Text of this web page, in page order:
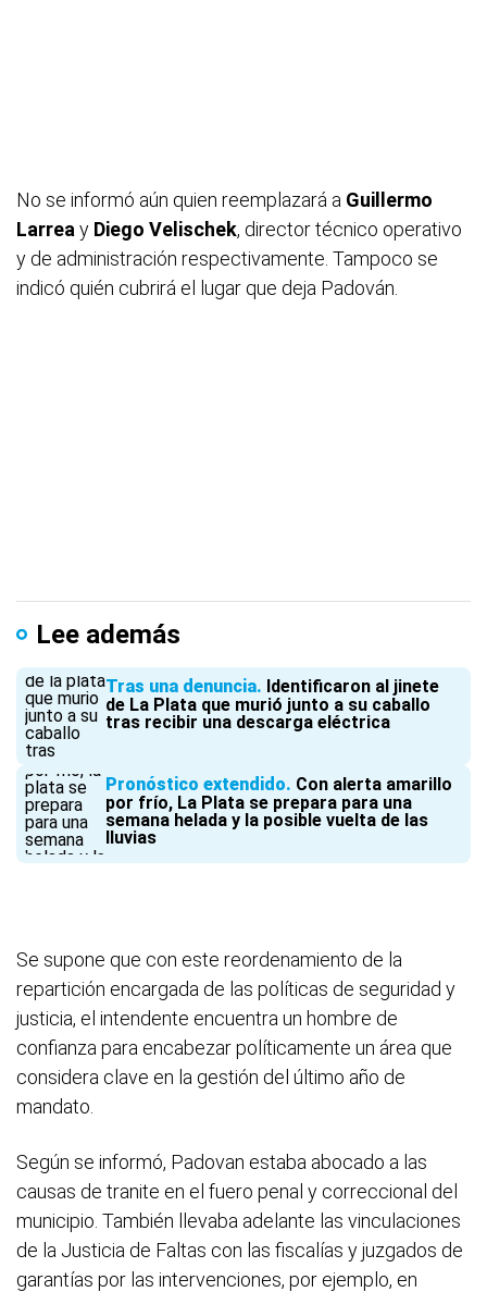
No se informó aún quien reemplazará a Guillermo
Larrea y Diego Velischek, director técnico operativo
y de administración respectivamente. Tampoco se
indicó quién cubrirá el lugar que deja Padován.
Lee además
Tras una denuncia Identificaron al jinete
de La Plata que murió junto a su caballo
tras recibir una descarga eléctrica
Pronóstico extendido Con alerta amarillo
por frío, La Plata se prepara para una
semana helada y la posible vuelta de las
lluvias
Se supone que con este reordenamiento de la
repartición encargada de las políticas de seguridad y
justicia, el intendente encuentra un hombre de
confianza para encabezar políticamente un área que
considera clave en la gestión del último año de
mandato.
Según se informó, Padovan estaba abocado a las
causas de tranite en el fuero penal y correccional del
municipio. También llevaba adelante las vinculaciones
de la Justicia de Faltas con las fiscalías y juzgados de
garantías por las intervenciones, por ejemplo, en